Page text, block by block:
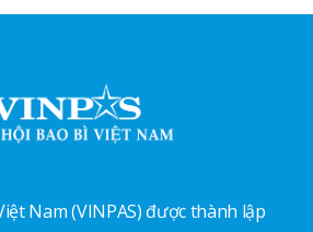
Nam (VINPAS) được thành lập